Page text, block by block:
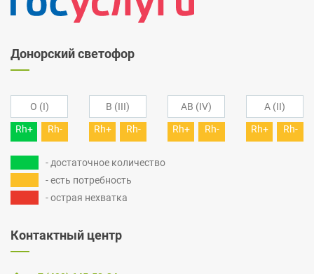
Донорский светофор
O (I)
Rh+
Rh-
B (III)
Rh+
Rh-
AB (IV)
Rh+
Rh-
A (II)
Rh+
Rh-
- достаточное количество
- есть потребность
- острая нехватка
Контактный центр